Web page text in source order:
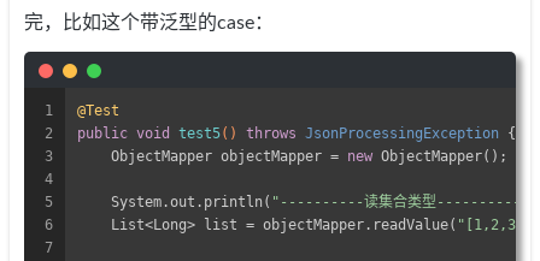
完，比如这个带泛型的case：
1
2
3
4
5
6
7
@Test
public void test5() throws JsonProcessingException {
    ObjectMapper objectMapper =
new ObjectMapper();
    System.out.println(
"----------读集合类型----------"
    List<Long> list = objectMapper.readValue(
"[1,2,3]"